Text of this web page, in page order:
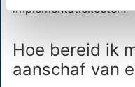
implementatiekosten.
Hoe bereid ik
aanschaf van